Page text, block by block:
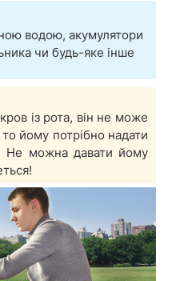
водою, акумулятори
чи будь-яке інше
із рота, він не може
йому потрібно надати
Не можна давати йому